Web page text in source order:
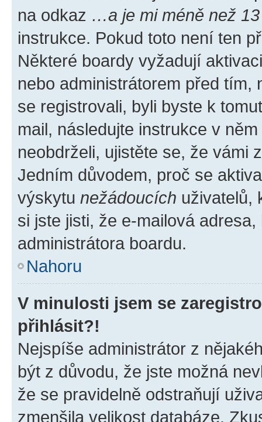
na odkaz …a je mi méně než
instrukce. Pokud toto není ten
Některé boardy vyžadují
nebo administrátorem před tím,
se registrovali, byli byste k
mail, následujte instrukce v
neobdrželi, ujistěte se, že vámi
Jedním důvodem, proč se
výskytu nežádoucích uživatelů,
si jste jisti, že e-mailová
administrátora boardu.
Nahoru
V minulosti jsem se
přihlásit?!
Nejspíše administrátor z
být z důvodu, že jste možná
že se pravidelně odstraňují
zmenšila velikost databáze.